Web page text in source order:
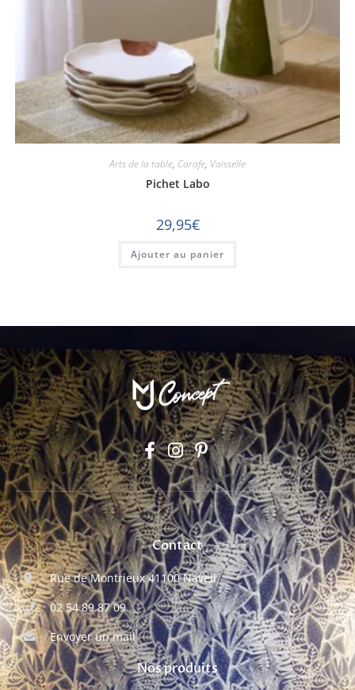
Arts de la table, Carafe, Vaisselle
Pichet Labo
29,95€
Ajouter au panier
Contact
Rue de Montrieux 41100 Naveil
02 54 89 87 09
Envoyer un mail
Nos produits